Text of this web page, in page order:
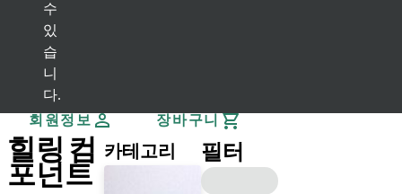
수
있
습
니
다.
(TL) Tissue Level 임플란트
힐링 컴포넌트
(BL / BLT) Bone Level
빠른 주문
회원정보 장바구니
힐링 컴
포넌트
카테고리 필터